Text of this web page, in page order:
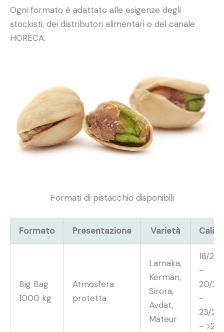
Ogni formato è adattato alle esigenze degli
stockisti, dei distributori alimentari o del canale
HORECA.
Formati di pistacchio disponibili
Formato Presentazione Varietà
Big Bag
1000 kg
Atmosfera
protetta
Larnaka,
Kerman,
Sirora,
Avdat,
Mateur
18/20
-
20/22
-
23/25
- >25